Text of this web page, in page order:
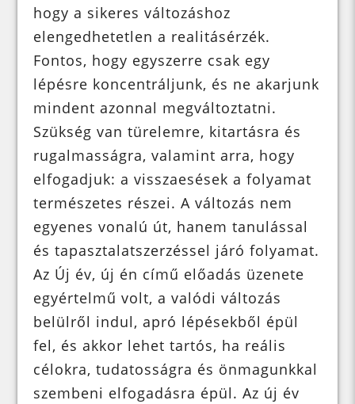
hogy a sikeres változáshoz
elengedhetetlen a realitásérzék.
Fontos, hogy egyszerre csak egy
lépésre koncentráljunk, és ne akarjunk
mindent azonnal megváltoztatni.
Szükség van türelemre, kitartásra és
rugalmasságra, valamint arra, hogy
elfogadjuk: a visszaesések a folyamat
természetes részei. A változás nem
egyenes vonalú út, hanem tanulással
és tapasztalatszerzéssel járó folyamat.
Az Új év, új én című előadás üzenete
egyértelmű volt, a valódi változás
belülről indul, apró lépésekből épül
fel, és akkor lehet tartós, ha reális
célokra, tudatosságra és önmagunkkal
szembeni elfogadásra épül. Az új év